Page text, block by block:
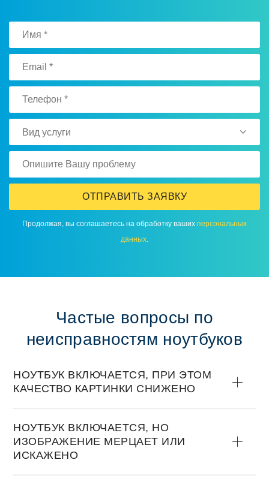
Вид услуги
ОТПРАВИТЬ ЗАЯВКУ
Продолжая, вы соглашаетесь на обработку ваших персональных
данных.
Частые вопросы по
неисправностям ноутбуков
НОУТБУК ВКЛЮЧАЕТСЯ, ПРИ ЭТОМ
КАЧЕСТВО КАРТИНКИ СНИЖЕНО
НОУТБУК ВКЛЮЧАЕТСЯ, НО
ИЗОБРАЖЕНИЕ МЕРЦАЕТ ИЛИ
ИСКАЖЕНО